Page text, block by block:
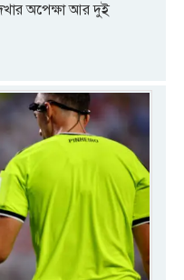
অপেক্ষা আর দুই